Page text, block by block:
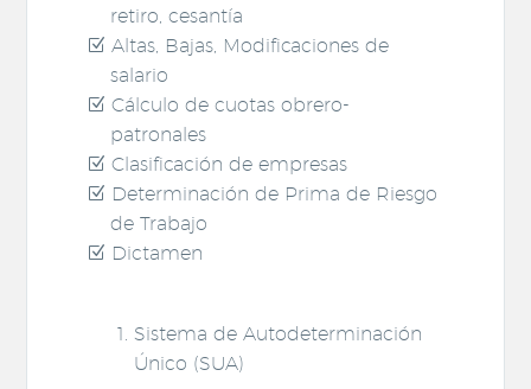
retiro, cesantía
Altas, Bajas, Modificaciones de
salario
Cálculo de cuotas obrero-
patronales
Clasificación de empresas
Determinación de Prima de Riesgo
de Trabajo
Dictamen
Sistema de Autodeterminación
Único (SUA)